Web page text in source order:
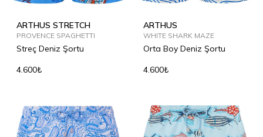
ARTHUS STRETCH
PROVENCE SPAGHETTI
Streç Deniz Şortu
4.600₺
ARTHUS
WHITE SHARK MAZE
Orta Boy Deniz Şortu
4.600₺